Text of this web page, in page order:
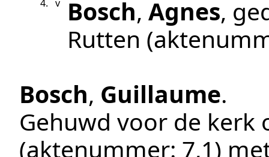
4. v Bosch, Agnes,
Rutten
Bosch, Guillaume.
Gehuwd voor de kerk
(aktenummer: 7,1)